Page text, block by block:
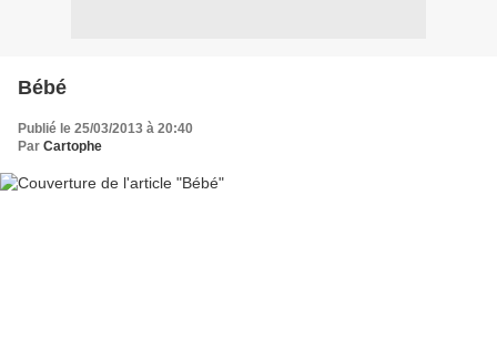
Bébé
Publié le 25/03/2013 à 20:40
Par Cartophe